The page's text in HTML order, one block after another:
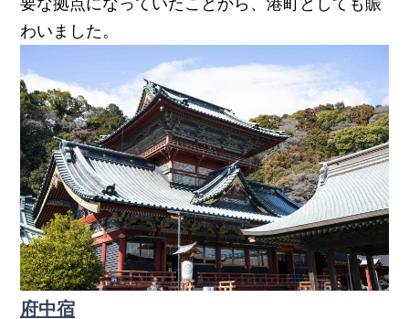
要な拠点になっていたことから、港町としても賑
わいました。
府中宿